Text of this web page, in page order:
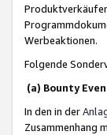
Werbeaktionen.
Folgende
(a) Bounty
In den in der
Zusammenhang